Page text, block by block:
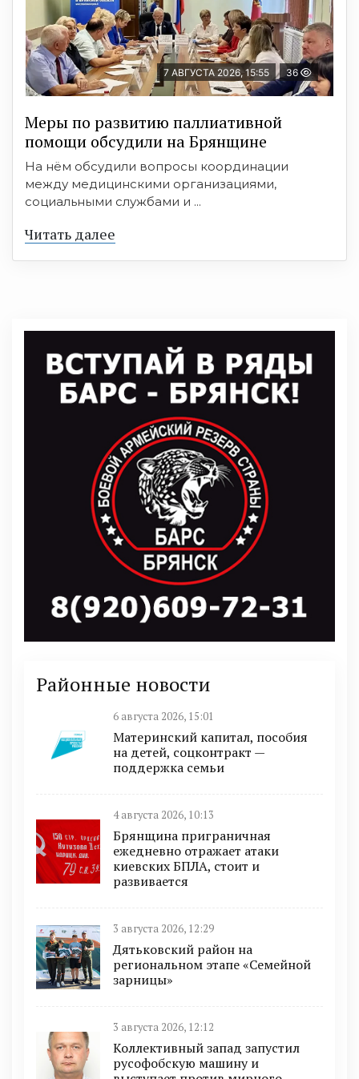
7 АВГУСТА 2026, 15:55 36
Меры по развитию паллиативной
помощи обсудили на Брянщине
На нём обсудили вопросы координации
между медицинскими организациями,
социальными службами и ...
Читать далее
Районные новости
6 августа 2026, 15:01
Материнский капитал, пособия
на детей, соцконтракт —
поддержка семьи
4 августа 2026, 10:13
Брянщина приграничная
ежедневно отражает атаки
киевских БПЛА, стоит и
развивается
3 августа 2026, 12:29
Дятьковский район на
региональном этапе «Семейной
зарницы»
3 августа 2026, 12:12
Коллективный запад запустил
русофобскую машину и